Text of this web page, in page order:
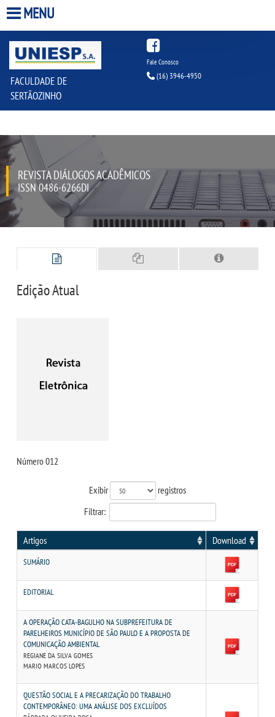
HOME
A FACULDADE
INFRAESTRUTURA
BIBLIOTECA
CPA
CPSA
BACHARELADOS
SEGUNDA GRADUAÇÃO
MATRÍCULA
EDITAL
PUBLICAÇÕES
MENU
Fale Conosco
(16) 3946-4950
FACULDADE DE
SERTÃOZINHO
REVISTA DIÁLOGOS ACADÊMICOS
ISSN 0486-6266DI
Edição Atual
Número 012
Exibir
registros
Filtrar:
Artigos Download
SUMÁRIO
EDITORIAL
A OPERAÇÃO CATA-BAGULHO NA SUBPREFEITURA DE
PARELHEIROS MUNICÍPIO DE SÃO PAULO E A PROPOSTA DE
COMUNICAÇÃO AMBIENTAL
REGIANE DA SILVA GOMES
MARIO MARCOS LOPES
QUESTÃO SOCIAL E A PRECARIZAÇÃO DO TRABALHO
CONTEMPORÂNEO: UMA ANÁLISE DOS EXCLUÍDOS